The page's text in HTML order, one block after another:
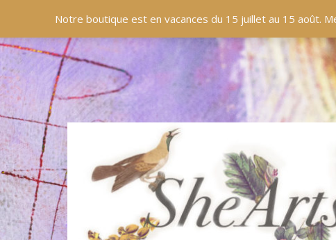
Notre boutique est en vacances du 15 juillet au 15 août.
COLLECTIONS EN PRÉSENCE EN LIGNE BOUTIQUE BLOG PANIER